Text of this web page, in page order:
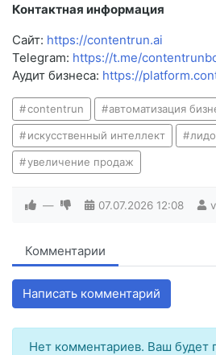
Контактная информация
Сайт: https://contentrun.ai
Telegram: https://t.me/
Аудит бизнеса: https://
contentrun автоматизация
искусственный интеллект
увеличение продаж
— 07.07.2026 12:08
Комментарии
Написать комментарий
Нет комментариев. Ваш будет